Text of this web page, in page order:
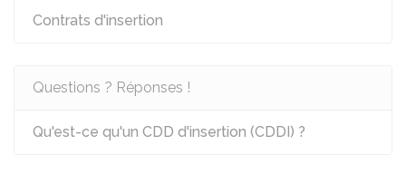
Contrats d'insertion
Questions ? Réponses !
Qu'est-ce qu'un CDD d'insertion (CDDI) ?